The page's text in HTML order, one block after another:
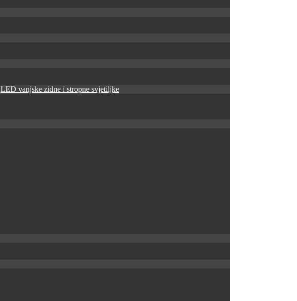
LED vanjske zidne i stropne svjetiljke